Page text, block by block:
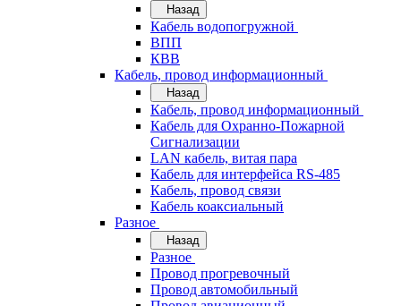
Назад
Кабель водопогружной
ВПП
КВВ
Кабель, провод информационный
Назад
Кабель, провод информационный
Кабель для Охранно-Пожарной
Сигнализации
LAN кабель, витая пара
Кабель для интерфейса RS-485
Кабель, провод связи
Кабель коаксиальный
Разное
Назад
Разное
Провод прогревочный
Провод автомобильный